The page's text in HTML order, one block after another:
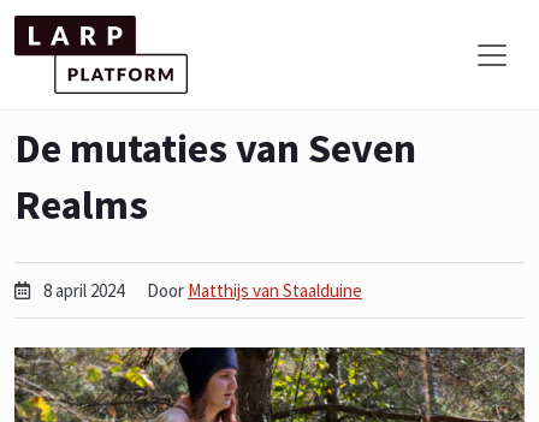
De mutaties van Seven
Realms
8 april 2024 Door Matthijs van Staalduine